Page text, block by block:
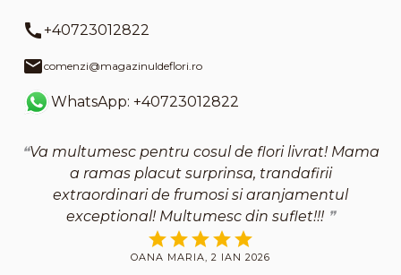
+40723012822
comenzi@magazinuldeflori.ro
WhatsApp: +40723012822
Va multumesc pentru cosul de flori livrat! Mama
a ramas placut surprinsa, trandafirii
extraordinari de frumosi si aranjamentul
exceptional! Multumesc din suflet!!!
OANA MARIA, 2 IAN 2026